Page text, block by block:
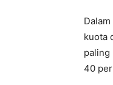
kuota
paling
40